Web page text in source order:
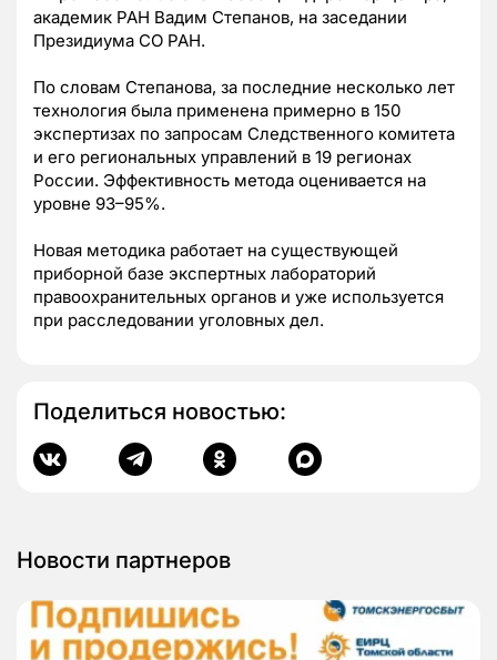
академик РАН Вадим Степанов, на заседании
Президиума СО РАН.
По словам Степанова, за последние несколько лет
технология была применена примерно в 150
экспертизах по запросам Следственного комитета
и его региональных управлений в 19 регионах
России. Эффективность метода оценивается на
уровне 93–95%.
Новая методика работает на существующей
приборной базе экспертных лабораторий
правоохранительных органов и уже используется
при расследовании уголовных дел.
Поделиться новостью:
Новости партнеров